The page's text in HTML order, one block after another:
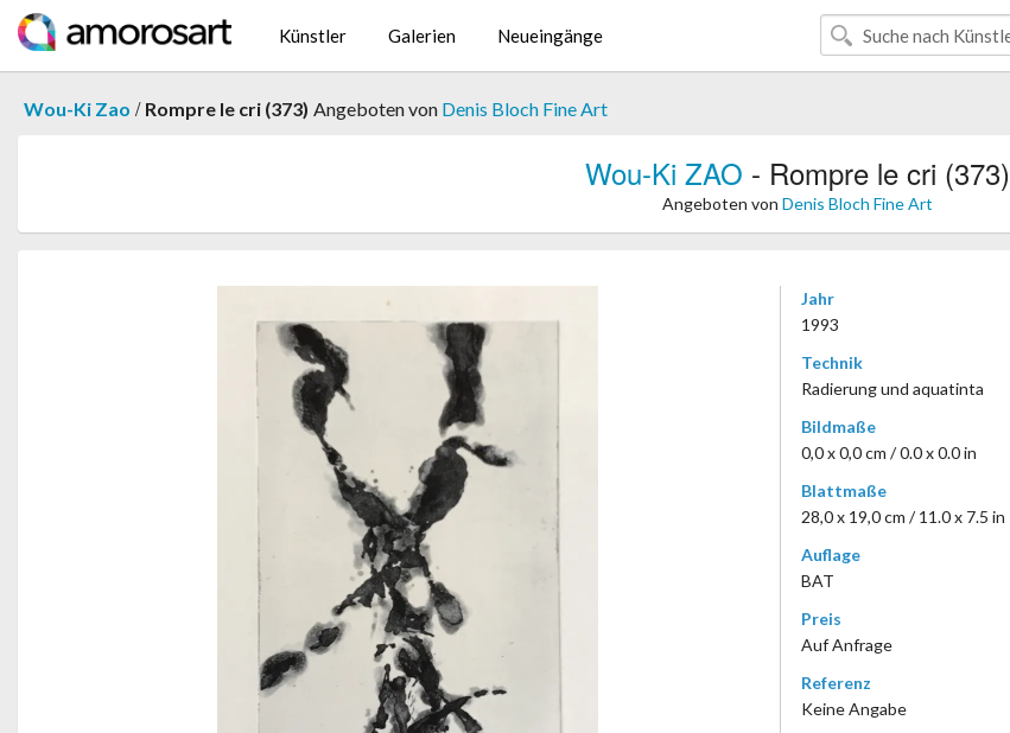
Künstler Galerien Neueingänge
Wou-Ki Zao / Rompre le cri (373) Angeboten von Denis Bloch Fine Art
Wou-Ki ZAO - Rompre le cri (373)
Angeboten von Denis Bloch Fine Art
Jahr
1993
Technik
Radierung und aquatinta
Bildmaße
0,0 x 0,0 cm / 0.0 x 0.0 in
Blattmaße
28,0 x 19,0 cm / 11.0 x 7.5 in
Auflage
BAT
Preis
Auf Anfrage
Referenz
Keine Angabe